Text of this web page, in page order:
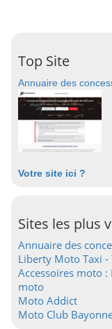
Top Site
Annuaire des
Votre site ici ?
Sites les plus
Annuaire des
Liberty Moto Taxi -
Accessoires moto
moto
Moto Addict
Moto Club